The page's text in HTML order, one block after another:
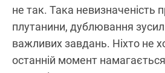
не так. Така невизначеність
плутанини, дублювання
важливих завдань. Ніхто не
останній момент